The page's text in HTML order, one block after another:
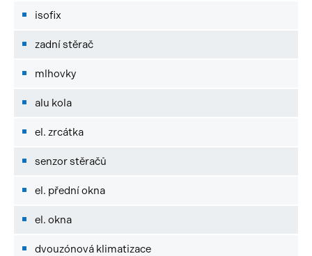
isofix
zadní stěrač
mlhovky
alu kola
el. zrcátka
senzor stěračů
el. přední okna
el. okna
dvouzónová klimatizace